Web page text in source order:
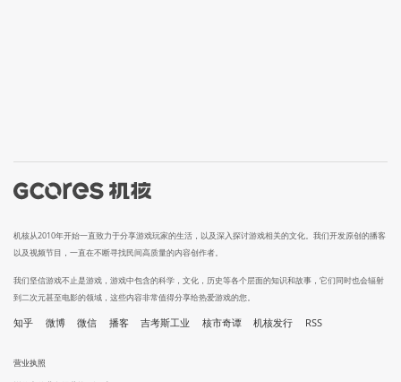
机核从2010年开始一直致力于分享游戏玩家的生活，以及深入探讨游戏相关的文化。我们开发原创的播客
以及视频节目，一直在不断寻找民间高质量的内容创作者。
我们坚信游戏不止是游戏，游戏中包含的科学，文化，历史等各个层面的知识和故事，它们同时也会辐射
到二次元甚至电影的领域，这些内容非常值得分享给热爱游戏的您。
知乎 微博 微信 播客 吉考斯工业 核市奇谭 机核发行 RSS
营业执照